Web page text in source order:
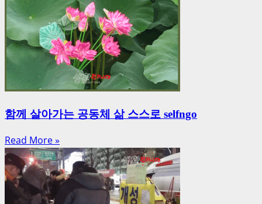
함께 살아가는 공동체 삶 스스로 selfngo
Read More »